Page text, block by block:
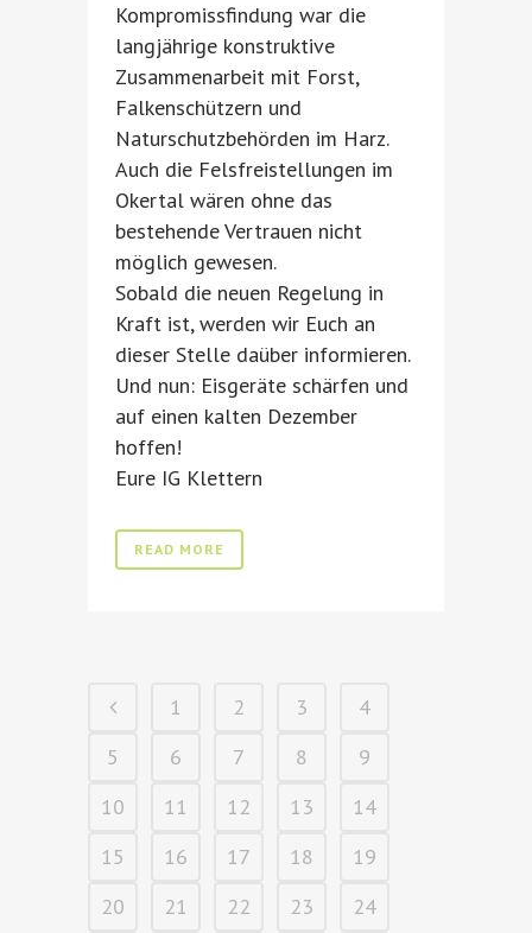
Kompromissfindung war die
langjährige konstruktive
Zusammenarbeit mit Forst,
Falkenschützern und
Naturschutzbehörden im Harz.
Auch die Felsfreistellungen im
Okertal wären ohne das
bestehende Vertrauen nicht
möglich gewesen.
Sobald die neuen Regelung in
Kraft ist, werden wir Euch an
dieser Stelle daüber informieren.
Und nun: Eisgeräte schärfen und
auf einen kalten Dezember
hoffen!
Eure IG Klettern
READ MORE
1 2 3
4
5
6 7 8
9
10
11 12 13
14
15
16 17 18
19
20
21 22 23
24